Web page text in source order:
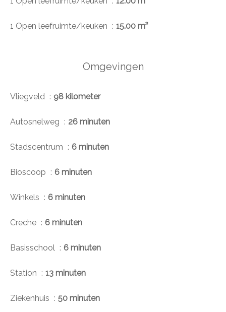
1 Open leefruimte/keuken 15.00 m²
Omgevingen
Vliegveld 98 kilometer
Autosnelweg 26 minuten
Stadscentrum 6 minuten
Bioscoop 6 minuten
Winkels 6 minuten
Creche 6 minuten
Basisschool 6 minuten
Station 13 minuten
Ziekenhuis 50 minuten